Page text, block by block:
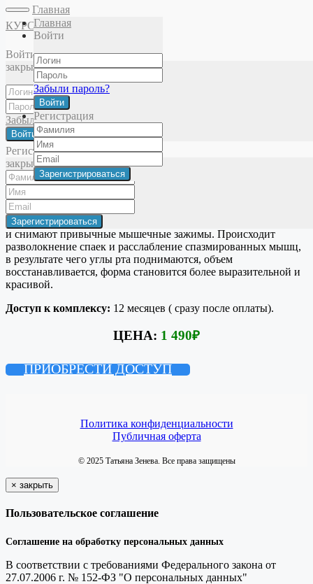
Главная
КУРСЫ
Войти
закрыть
Забыли пароль?
Войти
Регистрация
закрыть
Главная
Войти
Забыли пароль?
Войти
Регистрация
Главная
бантиком»
Комплекс упражнений «Губки бантиком»
Комплекс упражнений и массажных техник для
восстановления объема и формы губ.
Продолжительность около 15 минут.
Упражнения задействуют круговую мышцу рта и подлежащие
мышцы, приводя в тонус мышцы - леваторы и вызывая
активное кровенаполнение.
Массажные приемы включают интрабуккальное воздействие
и снимают привычные мышечные зажимы. Происходит
разволокнение спаек и расслабление спазмированных мышц,
в результате чего углы рта поднимаются, объем
восстанавливается, форма становится более выразительной и
красивой.
Доступ к комплексу: 12 месяцев ( сразу после оплаты).
ЦЕНА: 1 490₽
ПРИОБРЕСТИ ДОСТУП
Политика конфиденциальности
Публичная оферта
© 2025 Татьяна Зенева. Все права защищены
× закрыть
Пользовательское соглашение
Соглашение на обработку персональных данных
В соответствии с требованиями Федерального закона от
27.07.2006 г. № 152-ФЗ "О персональных данных"